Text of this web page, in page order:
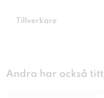
Tillverkare
Andra har också